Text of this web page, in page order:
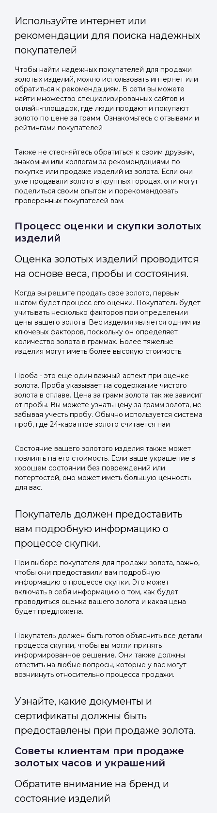
Войти в
профиль
Мы отправим код для входа на ваш
номер телефона.
Телефон
Подать заявку
Отправьте заявку через мессенджер-бот — магазины
увидят её и пришлют предложения. Фото, описание и
AI-оценка прямо в чате.
ВКонтакте
или подайте через форму на сайте
Войти в ЛК и заполнить форму
Подать заявку
Отправьте заявку через мессенджер-бот — магазины
увидят её и пришлют предложения. Фото, описание и
AI-оценка прямо в чате.
ВКонтакте
или подайте через форму на сайте
Войти в ЛК и заполнить форму
Используйте интернет или
рекомендации для поиска надежных
покупателей
Чтобы найти надежных покупателей для продажи
золотых изделий, можно использовать интернет или
обратиться к рекомендациям. В сети вы можете
найти множество специализированных сайтов и
онлайн-площадок, где люди продают и покупают
золото по цене за грамм. Ознакомьтесь с отзывами и
рейтингами покупателей
Также не стесняйтесь обратиться к своим друзьям,
знакомым или коллегам за рекомендациями по
покупке или продаже изделий из золота. Если они
уже продавали золото в крупных городах, они могут
поделиться своим опытом и порекомендовать
проверенных покупателей вам.
Процесс оценки и скупки золотых
изделий
Оценка золотых изделий проводится
на основе веса, пробы и состояния.
Когда вы решите продать свое золото, первым
шагом будет процесс его оценки. Покупатель будет
учитывать несколько факторов при определении
цены вашего золота. Вес изделия является одним из
ключевых факторов, поскольку он определяет
количество золота в граммах. Более тяжелые
изделия могут иметь более высокую стоимость.
Проба - это еще один важный аспект при оценке
золота. Проба указывает на содержание чистого
золота в сплаве. Цена за грамм золота так же зависит
от пробы. Вы можете узнать цену за грамм золота, не
забывая учесть пробу. Обычно используется система
проб, где 24-каратное золото считается наи
Состояние вашего золотого изделия также может
повлиять на его стоимость. Если ваше украшение в
хорошем состоянии без повреждений или
потертостей, оно может иметь большую ценность
для вас.
Покупатель должен предоставить
вам подробную информацию о
процессе скупки.
При выборе покупателя для продажи золота, важно,
чтобы они предоставили вам подробную
информацию о процессе скупки. Это может
включать в себя информацию о том, как будет
проводиться оценка вашего золота и какая цена
будет предложена.
Покупатель должен быть готов объяснить все детали
процесса скупки, чтобы вы могли принять
информированное решение. Они также должны
ответить на любые вопросы, которые у вас могут
возникнуть относительно процесса продажи.
Узнайте, какие документы и
сертификаты должны быть
предоставлены при продаже золота.
Советы клиентам при продаже
золотых часов и украшений
Обратите внимание на бренд и
состояние изделий